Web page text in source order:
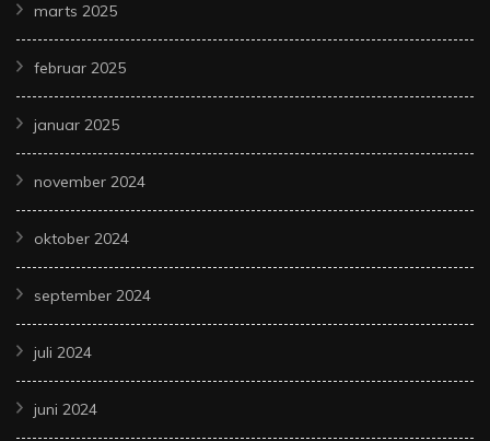
marts 2025
februar 2025
januar 2025
november 2024
oktober 2024
september 2024
juli 2024
juni 2024